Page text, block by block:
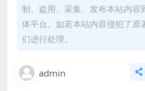
制、盗用、采集、发布本站内容
体平台。如若本站内容侵犯了原
们进行处理。
admin